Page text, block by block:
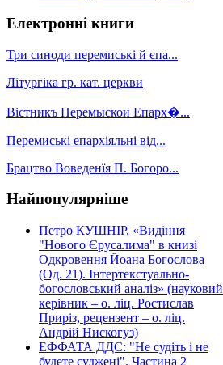
Електронні книги
Три синоди перемиські й єпа...
Літургіка гр. кат. церкви
Вістникъ Перемыскои Епарх�...
Перемиські епархіяльні від...
Брацтво Воведенїя П. Богоро...
Найпопулярніше
Петро КУШНІР, «Видіння
"Нового Єрусалима" в книзі
Одкровення Йоана Богослова
(Од. 21). Інтертекстуально-
богословський аналіз» (науковий
керівник – о. ліц. Ростислав
Приріз, рецензент – о. ліц.
Андрій Нискогуз)
ЕФФАТА ДДС: "Не судіть і не
будете суджені". Частина 2